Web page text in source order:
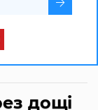
дощі